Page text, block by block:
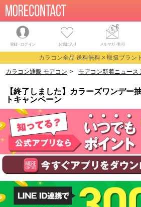
登録・ログイン お気に入り メルマガ・割引
カラコン全品 送料無料 × 取扱ブラン
カラコン通販 モアコン > モアコン新着ニュー
【終了しました】カラーズワンデー
トキャンペーン